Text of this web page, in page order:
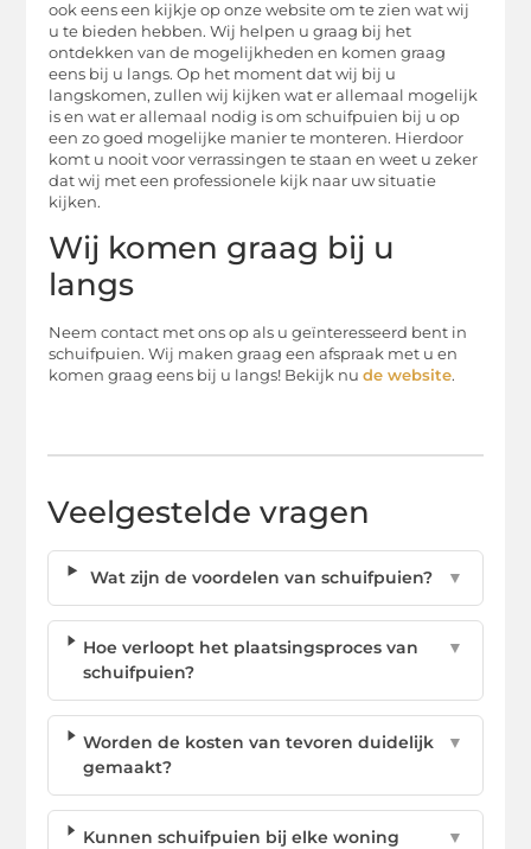
ook eens een kijkje op onze website om te zien wat wij
u te bieden hebben. Wij helpen u graag bij het
ontdekken van de mogelijkheden en komen graag
eens bij u langs. Op het moment dat wij bij u
langskomen, zullen wij kijken wat er allemaal mogelijk
is en wat er allemaal nodig is om schuifpuien bij u op
een zo goed mogelijke manier te monteren. Hierdoor
komt u nooit voor verrassingen te staan en weet u zeker
dat wij met een professionele kijk naar uw situatie
kijken.
Wij komen graag bij u
langs
Neem contact met ons op als u geïnteresseerd bent in
schuifpuien. Wij maken graag een afspraak met u en
komen graag eens bij u langs! Bekijk nude website.
Veelgestelde vragen
Wat zijn de voordelen van schuifpuien? ▼
Hoe verloopt het plaatsingsproces van
schuifpuien?
▼
Worden de kosten van tevoren duidelijk
gemaakt?
▼
Kunnen schuifpuien bij elke woning
▼